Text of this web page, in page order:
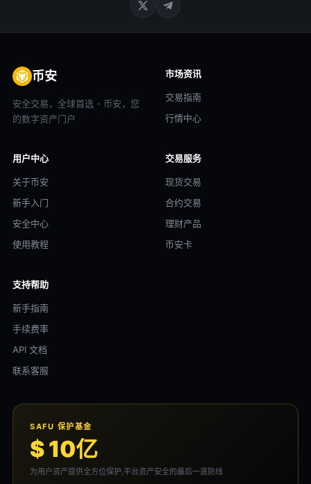
币安
安全交易，全球首选 - 币安，您
的数字资产门户
市场资讯
交易指南
行情中心
用户中心
关于币安
新手入门
安全中心
使用教程
交易服务
现货交易
合约交易
理财产品
币安卡
支持帮助
新手指南
手续费率
API 文档
联系客服
SAFU 保护基金
$ 10亿
为用户资产提供全方位保护,平台资产安全的最后一道防线